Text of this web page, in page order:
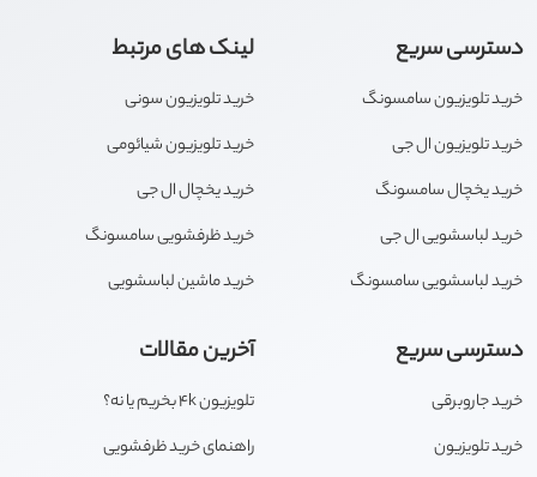
دسترسی سریع
خرید تلویزیون سامسونگ
خرید تلویزیون ال جی
خرید یخچال سامسونگ
خرید لباسشویی ال جی
خرید لباسشویی سامسونگ
لینک های مرتبط
خرید تلویزیون سونی
خرید تلویزیون شیائومی
خرید یخچال ال جی
خرید ظرفشویی سامسونگ
خرید ماشین لباسشویی
دسترسی سریع
خرید جاروبرقی
خرید تلویزیون
آخرین مقالات
تلویزیون 4k بخریم یا نه؟
راهنمای خرید ظرفشویی